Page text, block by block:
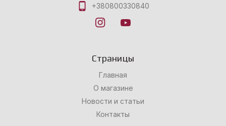
+380800330840
Страницы
Главная
О магазине
Новости и статьи
Контакты